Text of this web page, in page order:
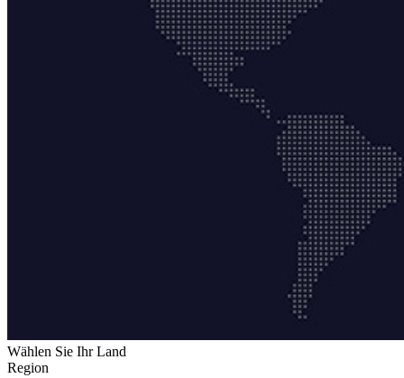
Wählen Sie Ihr Land
Region